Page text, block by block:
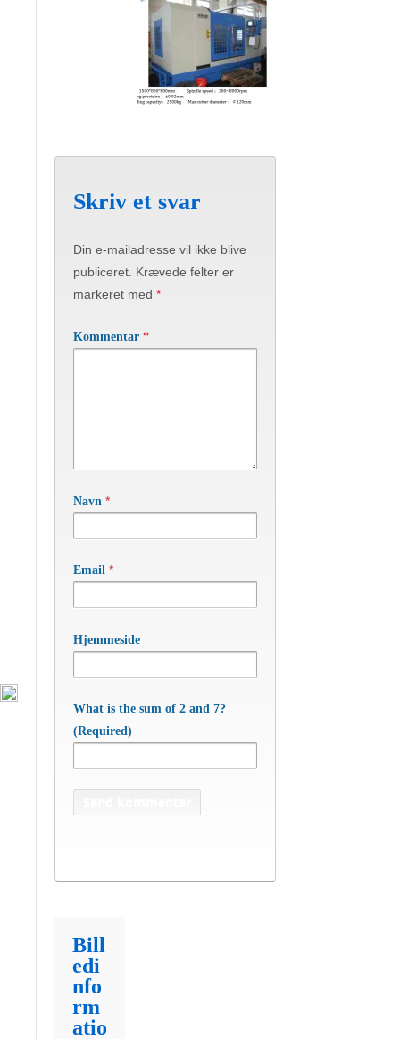
Skriv et svar
Din e-mailadresse vil ikke blive
publiceret. Krævede felter er
markeret med *
Kommentar *
Navn *
Email *
Hjemmeside
What is the sum of 2 and 7?
(Required)
Bill
edi
nfo
rm
atio